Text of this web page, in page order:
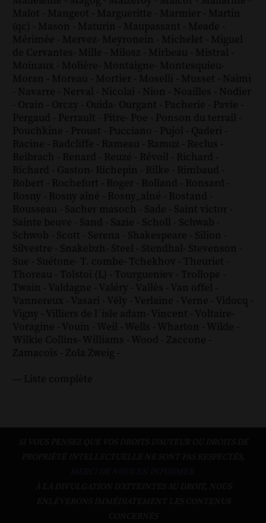
Malot - Mangeot - Margueritte - Marmier - Martin
(qc) - Mason - Maturin - Maupassant - Meade -
Mérimée - Mervez- Meyronein - Michelet - Miguel
de Cervantes- Mille - Milosz - Mirbeau - Mistral -
Moinaux - Molière- Montaigne- Montesquieu-
Moran - Moreau - Mortier - Moselli - Musset - Naïmi
- Navarre - Nerval - Nicolaï - Nion - Noailles - Nodier
- Orain - Orczy - Ouida- Ourgant - Pacherie - Pavie -
Pergaud - Perrault - Pitre- Poe - Ponson du terrail -
Pouchkine - Proust - Pucciano - Pujol - Qaderi -
Racine - Radcliffe - Rameau - Ramuz - Reclus -
Reibrach - Renard - Reuzé - Révoil - Richard -
Richard - Gaston- Richepin - Rilke - Rimbaud -
Robert - Rochefort - Roger - Rolland - Ronsard -
Rosny - Rosny aîné - Rosny_aîné - Rostand -
Rousseau - Sacher masoch - Sade - Saint victor -
Sainte beuve - Sand - Sazie - Scholl - Schwab -
Schwob - Scott - Serena - Shakespeare - Silion -
Silvestre - Snakebzh- Steel - Stendhal- Stevenson -
Sue - Suétone- T. combe- Tchekhov - Theuriet -
Thoreau - Tolstoï (L) - Tourgueniev - Trollope -
Twain - Valdagne - Valéry - Vallès - Van offel -
Vannereux - Vasari - Vély - Verlaine - Verne - Vidocq -
Vigny - Villiers de l´isle adam- Vincent - Voltaire-
Voragine - Vouin - Weil - Wells - Wharton - Wilde -
Wilkie Collins- Williams - Wood - Zaccone -
Zamacoïs - Zola Zweig -
--- Liste complète